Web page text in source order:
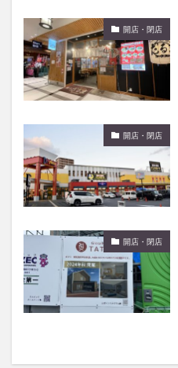
開店・閉店
開店・閉店
開店・閉店